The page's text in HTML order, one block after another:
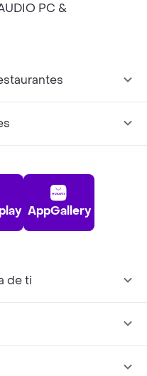
PC &
AppGallery
de ti